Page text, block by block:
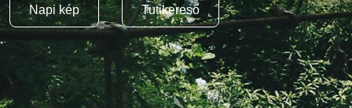
Napi kép Tutikereső